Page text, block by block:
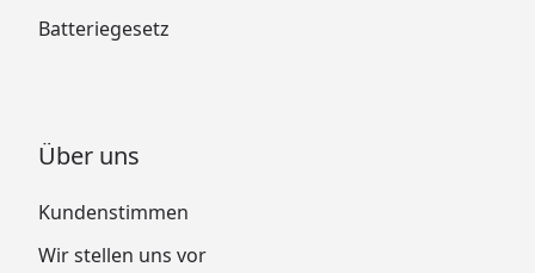
Batteriegesetz
Über uns
Kundenstimmen
Wir stellen uns vor